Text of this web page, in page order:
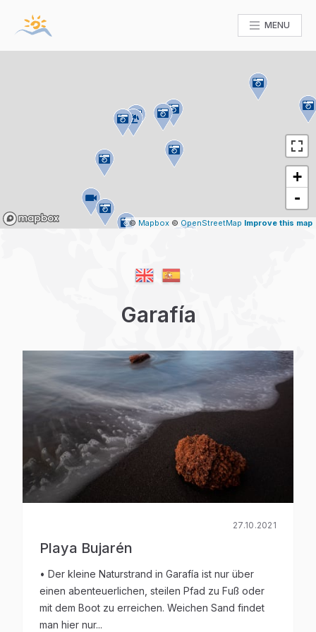
MENU
Mapbox
+
-
© Mapbox © OpenStreetMap Improve this map
Garafía
27.10.2021
Playa Bujarén
• Der kleine Naturstrand in Garafía ist nur über
einen abenteuerlichen, steilen Pfad zu Fuß oder
mit dem Boot zu erreichen. Weichen Sand findet
man hier nur...